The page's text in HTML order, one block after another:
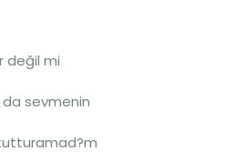
değil mi
sevmenin